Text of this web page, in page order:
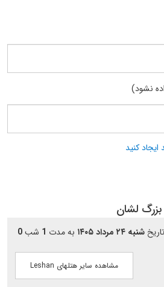
نشود)
کنید
لشان
شنبه ۲۴ مرداد ۱۴۰۵ به مدت 1 شب0
مشاهده سایر هتلهای Leshan